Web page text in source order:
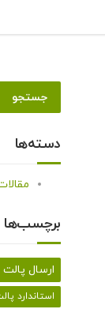
دسته‌ها
برچسب‌ها
ارسال پالت
استاندارد